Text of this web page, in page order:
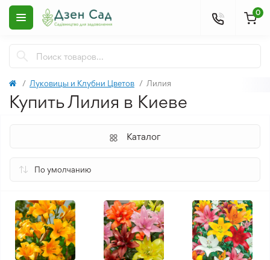
0
Луковицы и Клубни Цветов Лилия
Купить Лилия в Киеве
Каталог